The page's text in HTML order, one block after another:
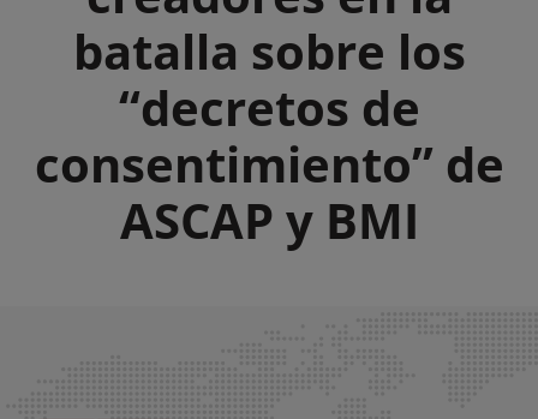
batalla sobre los
“decretos de
consentimiento” de
ASCAP y BMI